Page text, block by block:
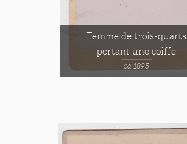
Femme de trois-quarts
portant une coiffe
ca 1895